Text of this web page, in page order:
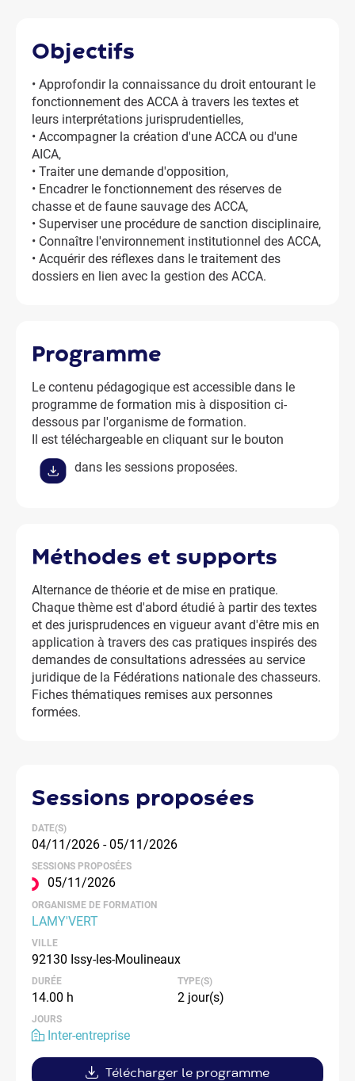
objectifs
• Approfondir la connaissance du droit entourant le
fonctionnement des ACCA à travers les textes et
leurs interprétations jurisprudentielles,
• Accompagner la création d'une ACCA ou d'une
AICA,
• Traiter une demande d'opposition,
• Encadrer le fonctionnement des réserves de
chasse et de faune sauvage des ACCA,
• Superviser une procédure de sanction disciplinaire,
• Connaître l'environnement institutionnel des ACCA,
• Acquérir des réflexes dans le traitement des
dossiers en lien avec la gestion des ACCA.
programme
Le contenu pédagogique est accessible dans le
programme de formation mis à disposition ci-
dessous par l'organisme de formation.
Il est téléchargeable en cliquant sur le bouton
dans les sessions proposées.
méthodes et supports
Alternance de théorie et de mise en pratique.
Chaque thème est d'abord étudié à partir des textes
et des jurisprudences en vigueur avant d'être mis en
application à travers des cas pratiques inspirés des
demandes de consultations adressées au service
juridique de la Fédérations nationale des chasseurs.
Fiches thématiques remises aux personnes
formées.
sessions proposées
DATE(S)
04/11/2026 - 05/11/2026
SESSIONS PROPOSÉES
05/11/2026
ORGANISME DE FORMATION
LAMY'VERT
VILLE
92130 Issy-les-Moulineaux
DURÉE
14.00 h
TYPE(S)
2 jour(s)
JOURS
Inter-entreprise
Télécharger le programme